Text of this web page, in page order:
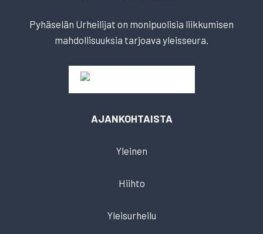
Pyhäselän Urheilijat on monipuolisia liikkumisen
mahdollisuuksia tarjoava yleisseura.
AJANKOHTAISTA
Yleinen
Hiihto
Yleisurheilu